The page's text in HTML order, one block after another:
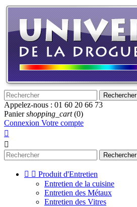
Rechercher
Appelez-nous : 01 60 20 66 73
Panier shopping_cart (0)
Connexion Votre compte


Rechercher
  Produit d'Entretien
Entretien de la cuisine
Entretien des Métaux
Entretien des Vitres